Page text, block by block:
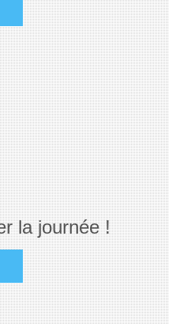
la journée !